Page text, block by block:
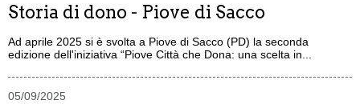
Storia di dono - Piove di Sacco
Ad aprile 2025 si è svolta a Piove di Sacco (PD) la seconda
edizione dell'iniziativa “Piove Città che Dona: una scelta in...
05/09/2025